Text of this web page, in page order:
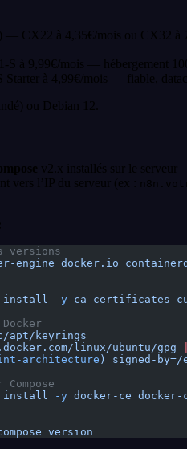
— CX22 à 4,35€/mois ou CX32 à
à 9,99€/mois — hébergement
à 4,99€/mois — fiable,
ou Debian 12.
v2.x installés sur le serveur
vers l’IP du serveur (ex :
versions
engine docker.io containerd
install -y ca-certificates
apt/keyrings
linux/ubuntu/gpg
architecture ) signed-
install -y docker-ce
version